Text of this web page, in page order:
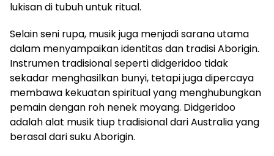
lukisan di tubuh untuk ritual.
Selain seni rupa, musik juga menjadi sarana utama
dalam menyampaikan identitas dan tradisi Aborigin.
Instrumen tradisional seperti didgeridoo tidak
sekadar menghasilkan bunyi, tetapi juga dipercaya
membawa kekuatan spiritual yang menghubungkan
pemain dengan roh nenek moyang. Didgeridoo
adalah alat musik tiup tradisional dari Australia yang
berasal dari suku Aborigin.